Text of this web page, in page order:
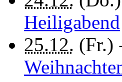
Heiligabend
25.12. (Fr.)